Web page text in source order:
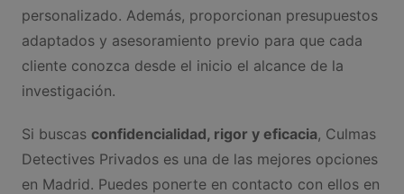
personalizado. Además, proporcionan presupuestos
adaptados y asesoramiento previo para que cada
cliente conozca desde el inicio el alcance de la
investigación.
Si buscas confidencialidad, rigor y eficacia, Culmas
Detectives Privados es una de las mejores opciones
en Madrid. Puedes ponerte en contacto con ellos en